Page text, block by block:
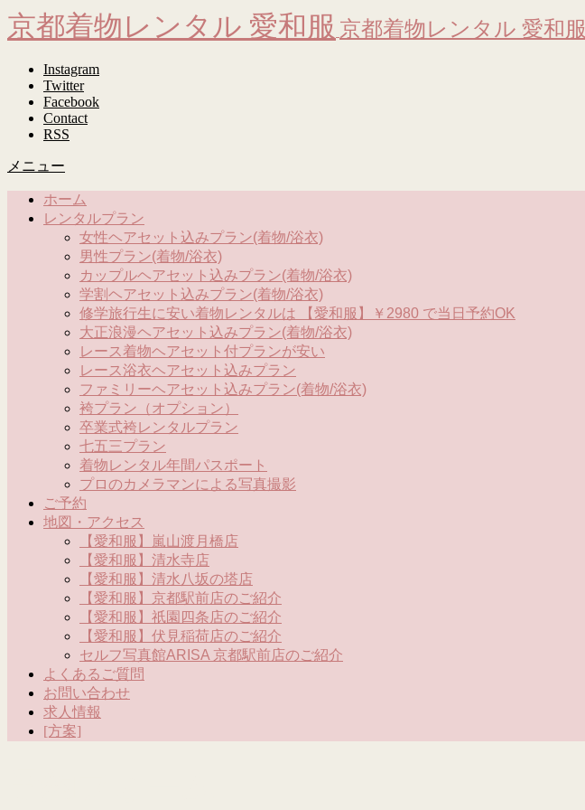
京都着物レンタル 愛和服 京都着物レンタル 愛和服
Instagram
Twitter
Facebook
Contact
RSS
メニュー
ホーム
レンタルプラン
女性ヘアセット込みプラン(着物/浴衣)
男性プラン(着物/浴衣)
カップルヘアセット込みプラン(着物/浴衣)
学割ヘアセット込みプラン(着物/浴衣)
修学旅行生に安い着物レンタルは 【愛和服】￥2980 で当日予約OK
大正浪漫ヘアセット込みプラン(着物/浴衣)
レース着物ヘアセット付プランが安い
レース浴衣ヘアセット込みプラン
ファミリーヘアセット込みプラン(着物/浴衣)
袴プラン（オプション）
卒業式袴レンタルプラン
七五三プラン
着物レンタル年間パスポート
プロのカメラマンによる写真撮影
ご予約
地図・アクセス
【愛和服】嵐山渡月橋店
【愛和服】清水寺店
【愛和服】清水八坂の塔店
【愛和服】京都駅前店のご紹介
【愛和服】祇園四条店のご紹介
【愛和服】伏見稲荷店のご紹介
セルフ写真館ARISA 京都駅前店のご紹介
よくあるご質問
お問い合わせ
求人情報
[方案]